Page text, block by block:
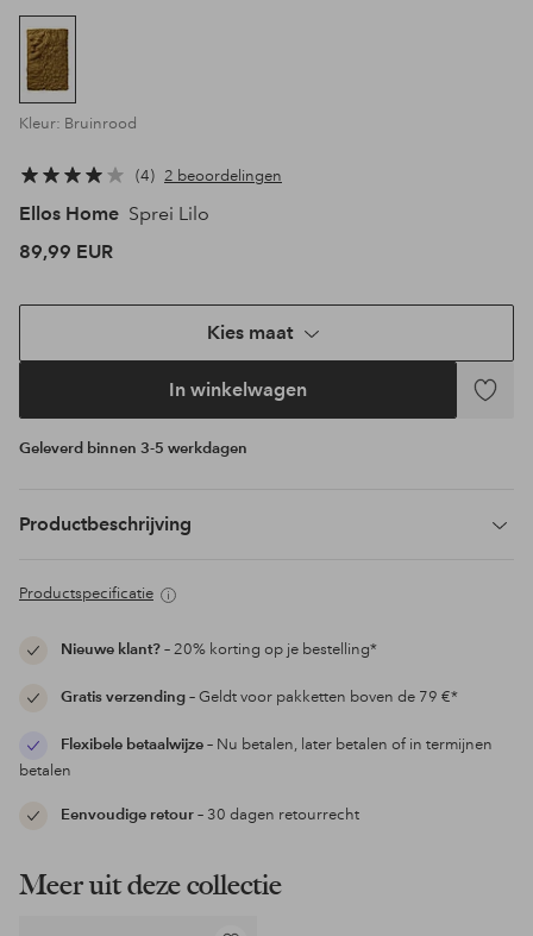
Kleur: Bruinrood
4 2 beoordelingen
Ellos Home Sprei Lilo
89,99 EUR
Kies maat
In winkelwagen
Geleverd binnen 3-5 werkdagen
Productbeschrijving
Productspecificatie
Nieuwe klant?– 20% korting op je bestelling*
Gratis verzending– Geldt voor pakketten boven de 79 €*
Flexibele betaalwijze– Nu betalen, later betalen of in termijnen
betalen
Eenvoudige retour– 30 dagen retourrecht
Meer uit deze collectie